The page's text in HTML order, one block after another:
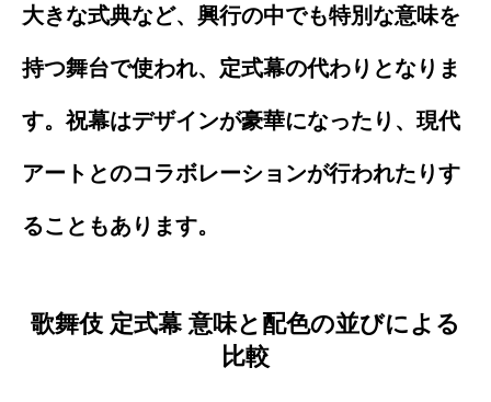
大きな式典など、興行の中でも特別な意味を
持つ舞台で使われ、定式幕の代わりとなりま
す。祝幕はデザインが豪華になったり、現代
アートとのコラボレーションが行われたりす
ることもあります。
歌舞伎 定式幕 意味と配色の並びによる
比較